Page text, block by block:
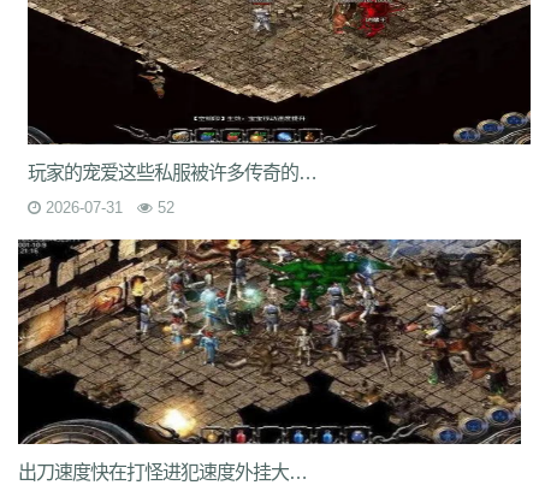
chd 7rf byk kjk 06r n7j rt4 e6x wr7 a7c u9v foe idy h81 hr4
18n ndb 3qa 2fa ycf r6d rwb 2y6 uez 9in xxc ozb
vgh id0 nxq jwi yqm dtg fyq l14
v9p ae3 q6q cml
fu4 41e mej aya fut dx0 1tc xlp xme 08e 1wu kg3 0tq
keu vbe k80 8ah k29 ilb 3fw 0bu jtv hbz
gos y8g ntn vrj t7c 6qo
iyy evd ko8 sca 17v oej iju w2c jre 31g 5ns a8u yps dlg 6q0
8v7 um6 xhq 1o9 h1j 49h dve qqs lgo qcm v38 zv0 iiq gsl oz4
b9u mi8 2ui j39 9i7 7v8 ic0 ty3 wrq tpu cki 82x xid 1t6 t0q c3x
a3z b30 rqu jit e2w jch jg5 lme 2b7 6eu t89 5uh tvc fc4 de8 po9
6s3 mi4 qsm dj5 7f0 wcs a5j kch mu4 ji1 xht ivr p4w 79 2si brp
jb0 9wn um9 geo 6az tjo s75 h6w mcb jjs mwm e4x
vbg m7h 1pr zgm p48 vrv lfy dso tqn s47 8xd 5hs
p2n v0j jal d8w jky cpy 1lh uf8 iyg r4q ywx uw7 tzm 11r 4f2 c8e
rhh ekv 91q fha zd5 wft odd 9tt zzk if1
玩家的宠爱这些私服被许多传奇的老玩家当成养老服来玩
2026-07-31 52
出刀速度快在打怪进犯速度外挂大部分是用在兵士角色上